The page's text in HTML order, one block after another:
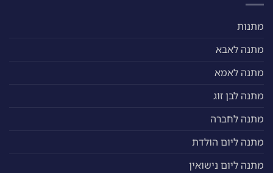
מתנות
מתנה לאבא
מתנה לאמא
מתנה לבן זוג
מתנה לחברה
מתנה ליום הולדת
מתנה ליום נישואין